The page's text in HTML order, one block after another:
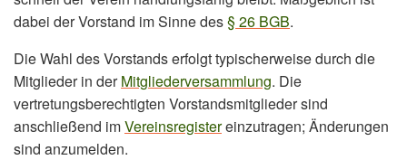
dabei der Vorstand im Sinne des§ 26 BGB.
Die Wahl des Vorstands erfolgt typischerweise durch die
Mitglieder in derMitgliederversammlung. Die
vertretungsberechtigten Vorstandsmitglieder sind
anschließend imVereinsregistereinzutragen; Änderungen
sind anzumelden.